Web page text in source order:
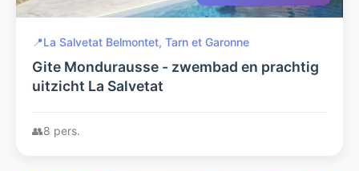
📍La Salvetat Belmontet, Tarn et Garonne
Gite Mondurausse - zwembad en prachtig
uitzicht La Salvetat
👥8 pers.